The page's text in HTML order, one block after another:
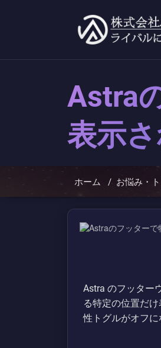
へ
Astra
表示
ホーム / お悩み・
Astra のフッター
る特定の位置だ
性トグルがオフに